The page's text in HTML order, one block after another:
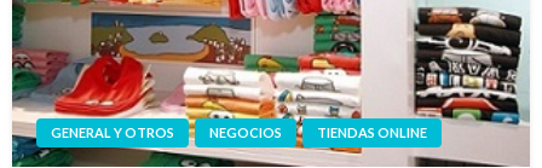
GENERAL Y OTROS NEGOCIOS TIENDAS ONLINE